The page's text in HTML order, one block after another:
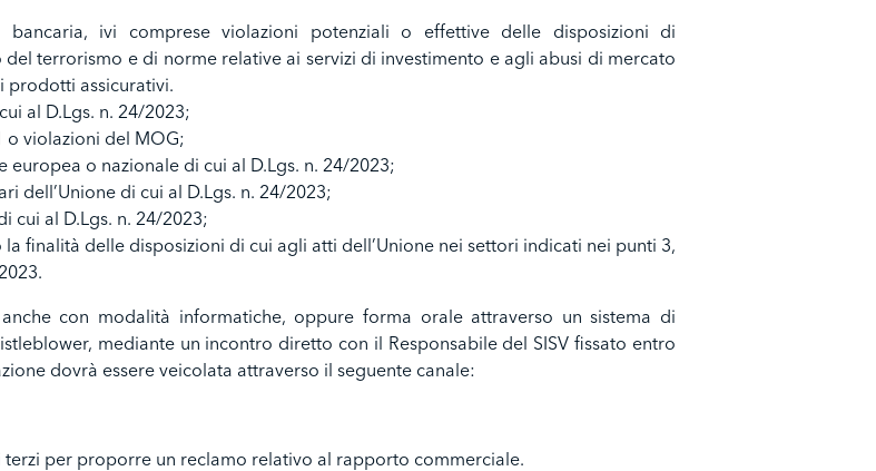
bancaria, ivi comprese violazioni potenziali o effettive delle disposizioni di
terrorismo e di norme relative ai servizi di investimento e agli abusi di mercato
prodotti assicurativi.
al D.Lgs. n. 24/2023;
o violazioni del MOG;
o nazionale di cui al D.Lgs. n. 24/2023;
dell’Unione di cui al D.Lgs. n. 24/2023;
cui al D.Lgs. n. 24/2023;
finalità delle disposizioni di cui agli atti dell’Unione nei settori indicati nei punti 3,
con modalità informatiche, oppure forma orale attraverso un sistema di
mediante un incontro diretto con il Responsabile del SISV fissato entro
dovrà essere veicolata attraverso il seguente canale:
terzi per proporre un reclamo relativo al rapporto commerciale.